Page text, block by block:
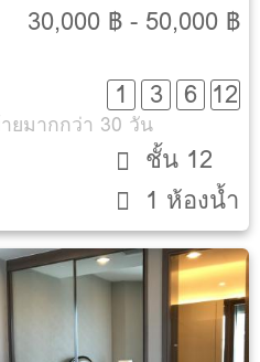
30,000 ฿ - 50,000 ฿
1
3 6 12
ยมากกว่า 30 วัน
ชั้น 12
1 ห้องน้ำ